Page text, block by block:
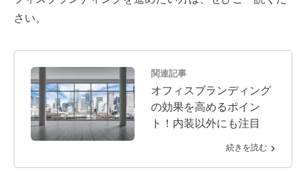
さい。
関連記事
オフィスブランディング
の効果を高めるポイン
ト！内装以外にも注目
続きを読む